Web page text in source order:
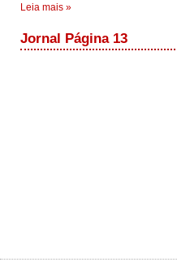
Leia mais »
Jornal Página 13